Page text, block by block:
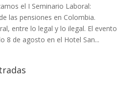
el I Seminario Laboral:
las pensiones en Colombia.
entre lo legal y lo ilegal. El evento
8 de agosto en el Hotel San...